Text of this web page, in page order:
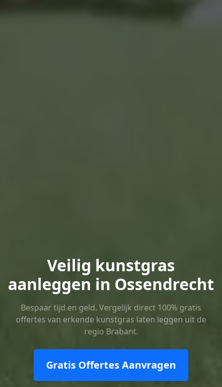
Veilig kunstgras
aanleggen in Ossendrecht
Bespaar tijd en geld. Vergelijk direct 100% gratis
offertes van erkende kunstgras laten leggen uit de
regio Brabant.
Gratis Offertes Aanvragen